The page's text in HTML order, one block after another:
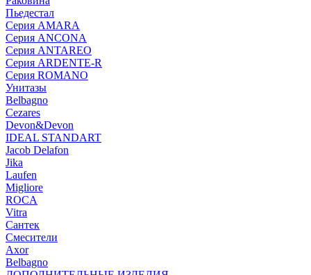
Пьедестал
Серия AMARA
Серия ANCONA
Серия ANTAREO
Серия ARDENTE-R
Серия ROMANO
Унитазы
Belbagno
Cezares
Devon&Devon
IDEAL STANDART
Jacob Delafon
Jika
Laufen
Migliore
ROCA
Vitra
Сантек
Смесители
Axor
Belbagno